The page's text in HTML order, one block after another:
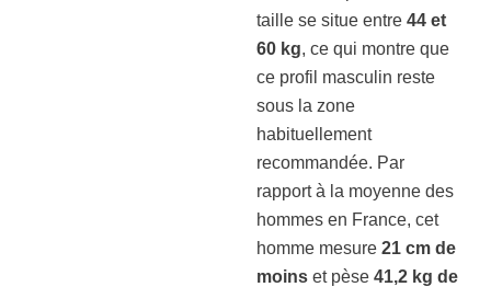
taille se situe entre 44 et
60 kg, ce qui montre que
ce profil masculin reste
sous la zone
habituellement
recommandée. Par
rapport à la moyenne des
hommes en France, cet
homme mesure 21 cm de
moins et pèse 41,2 kg de